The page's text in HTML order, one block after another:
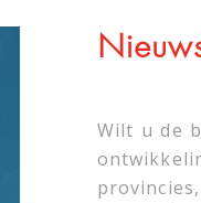
Wilt u de